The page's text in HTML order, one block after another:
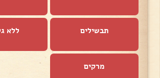
תבשילים ללא
מרקים